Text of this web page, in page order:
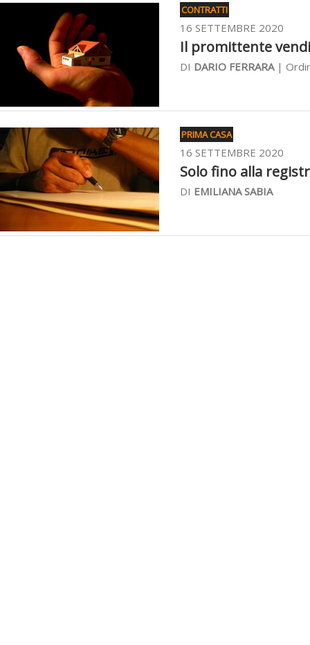
CONTRATTI
16 SETTEMBRE 2020
Il promittente
DI DARIO FERRARA|
PRIMA CASA
16 SETTEMBRE 2020
Solo fino alla
DI EMILIANA SABIA